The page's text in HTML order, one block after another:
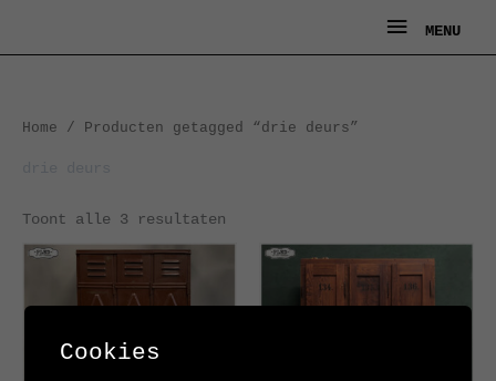
MENU
MENU
Home / Producten getagged “drie deurs”
Toont alle 3 resultaten
Gesorteerd
op
Cookies